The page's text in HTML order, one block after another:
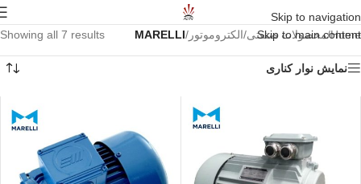
Skip to navigation
Skip to main content
Home
/محصولات صنعتی/الکتروموتور /
MARELLI
Showing all 7 results
نمایش نوار کناری